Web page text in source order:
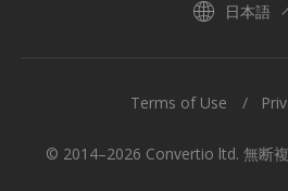
日本語
© 2014–2026 Convertio ltd. 無断複
Terms of Use